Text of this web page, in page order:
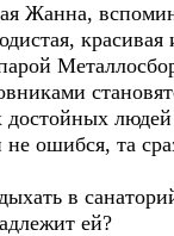
Жанна,
красивая
ошибся, та
в
ей?